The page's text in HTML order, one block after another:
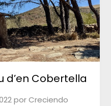
d’en Cobertella
porCreciendo